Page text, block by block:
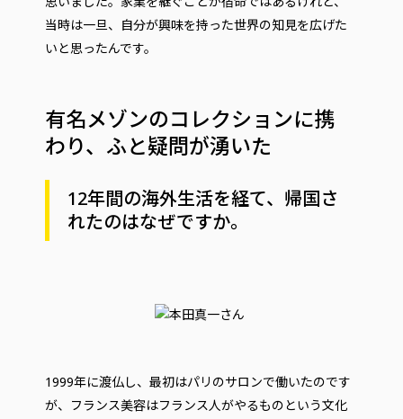
当時は一旦、自分が興味を持った世界の知見を広げた
いと思ったんです。
有名メゾンのコレクションに携
わり、ふと疑問が湧いた
12年間の海外生活を経て、帰国さ
れたのはなぜですか。
1999年に渡仏し、最初はパリのサロンで働いたのです
が、フランス美容はフランス人がやるものという文化